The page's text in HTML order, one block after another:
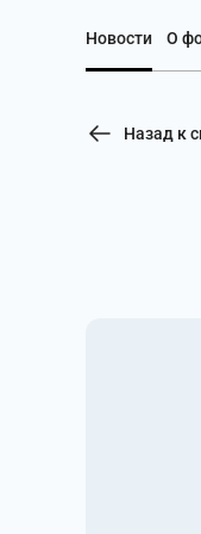
Новости О
Назад к